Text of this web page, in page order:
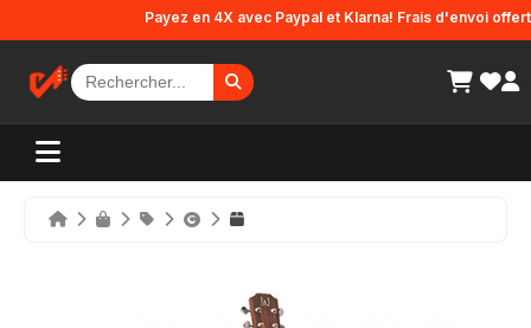
Payez en 4X avec Paypal et Klarna! Frais d'envoi offerts
Panneau de gestion des cookies